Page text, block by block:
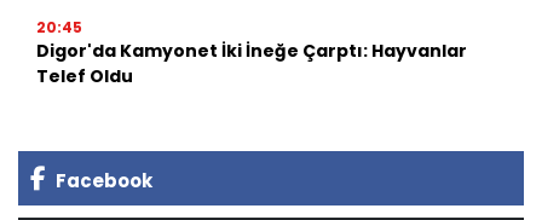
20:45
Digor'da Kamyonet İki İneğe Çarptı: Hayvanlar
Telef Oldu
Facebook